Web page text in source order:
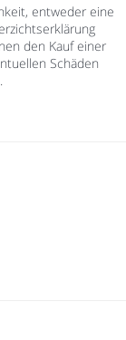
entweder eine
den Kauf einer
Schäden